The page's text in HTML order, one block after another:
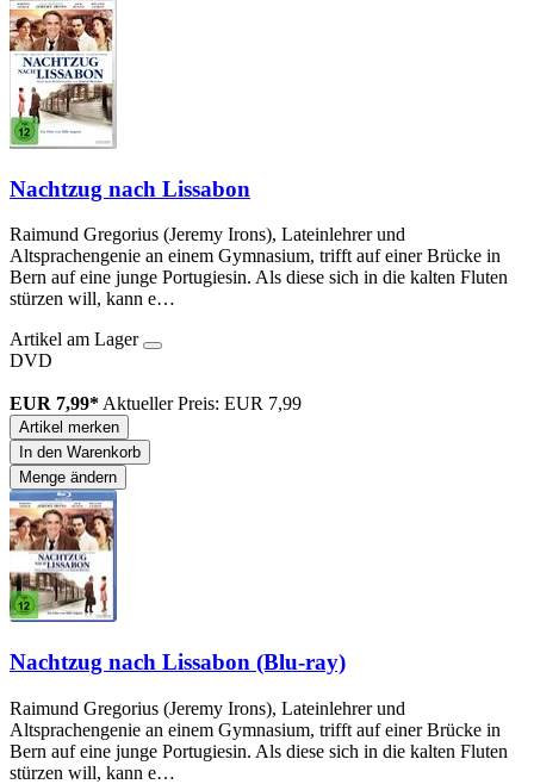
Nachtzug nach Lissabon
Raimund Gregorius (Jeremy Irons), Lateinlehrer und
Altsprachengenie an einem Gymnasium, trifft auf einer Brücke in
Bern auf eine junge Portugiesin. Als diese sich in die kalten Fluten
stürzen will, kann e…
Artikel am Lager
DVD
EUR 7,99* Aktueller Preis: EUR 7,99
Artikel merken
In den Warenkorb
Menge ändern
Nachtzug nach Lissabon (Blu-ray)
Raimund Gregorius (Jeremy Irons), Lateinlehrer und
Altsprachengenie an einem Gymnasium, trifft auf einer Brücke in
Bern auf eine junge Portugiesin. Als diese sich in die kalten Fluten
stürzen will, kann e…